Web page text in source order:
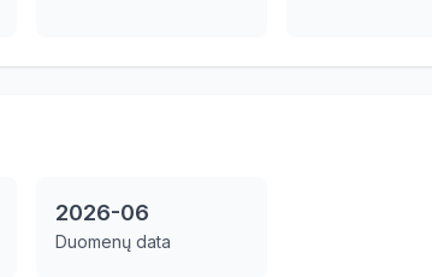
2026-06
Duomenų data